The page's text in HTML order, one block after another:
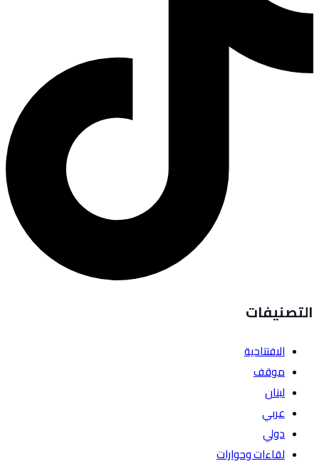
التصنيفات
الافتتاحية
موقف
لبنان
عربي
دولي
لقاءات وحوارات